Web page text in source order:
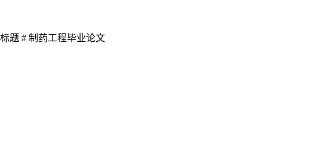
题 # 制药工程毕业论文